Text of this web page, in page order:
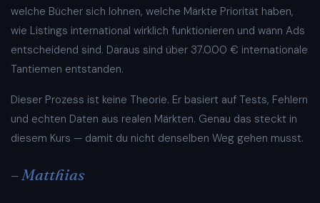
welche Bücher sich lohnen, welche Märkte Priorität haben,
wie Listings international wirklich funktionieren und wann Ads
entscheidend sind. Daraus sind über 37.000 € internationale
Tantiemen entstanden.
Dieser Prozess ist keine Theorie. Er basiert auf Tests, Fehlern
und echten Daten aus realen Märkten. Genau das steckt in
diesem Kurs — damit du nicht denselben Weg gehen musst.
– Matthias